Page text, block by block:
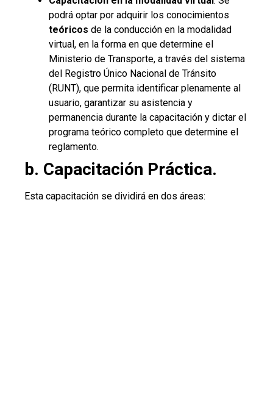
podrá optar por adquirir los conocimientos
teóricos de la conducción en la modalidad
virtual, en la forma en que determine el
Ministerio de Transporte, a través del sistema
del Registro Único Nacional de Tránsito
(RUNT), que permita identificar plenamente al
usuario, garantizar su asistencia y
permanencia durante la capacitación y dictar el
programa teórico completo que determine el
reglamento.
b. Capacitación Práctica.
Esta capacitación se dividirá en dos áreas: